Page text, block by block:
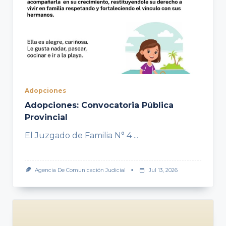
Adopciones
Adopciones: Convocatoria Pública
Provincial
El Juzgado de Familia N° 4 ...
Agencia De Comunicación Judicial Jul 13, 2026